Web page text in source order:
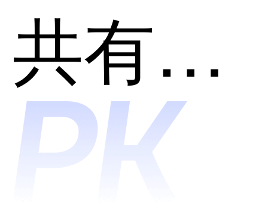
和
共有分类：开发者工具